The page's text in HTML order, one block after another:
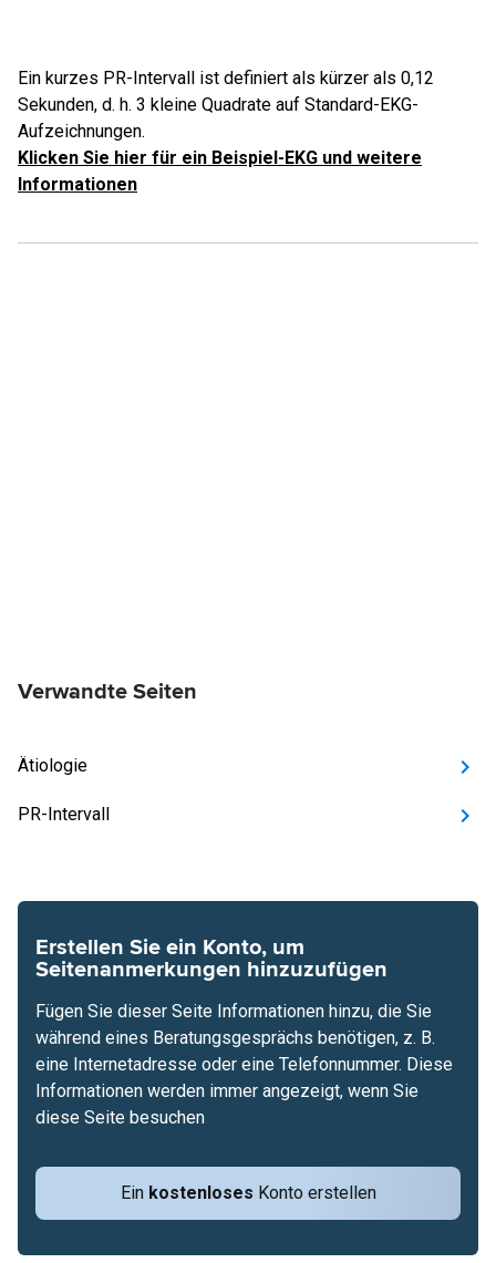
Ein kurzes PR-Intervall ist definiert als kürzer als 0,12
Sekunden, d. h. 3 kleine Quadrate auf Standard-EKG-
Aufzeichnungen.
Klicken Sie hier für ein Beispiel-EKG und weitere
Informationen
Verwandte Seiten
Ätiologie
PR-Intervall
Erstellen Sie ein Konto, um
Seitenanmerkungen hinzuzufügen
Ein kostenloses Konto erstellen
Fügen Sie dieser Seite Informationen hinzu, die Sie
während eines Beratungsgesprächs benötigen, z. B.
eine Internetadresse oder eine Telefonnummer. Diese
Informationen werden immer angezeigt, wenn Sie
diese Seite besuchen